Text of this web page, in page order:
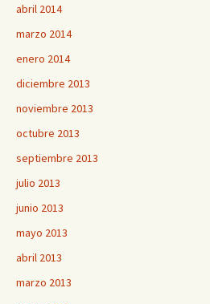
abril 2014
marzo 2014
enero 2014
diciembre 2013
noviembre 2013
octubre 2013
septiembre 2013
julio 2013
junio 2013
mayo 2013
abril 2013
marzo 2013